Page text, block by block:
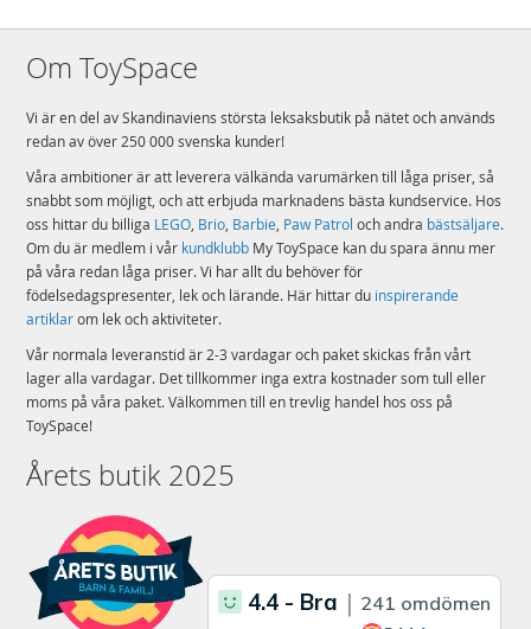
Om ToySpace
Vi är en del av Skandinaviens största leksaksbutik på nätet och används
redan av över 250 000 svenska kunder!
Våra ambitioner är att leverera välkända varumärken till låga priser, så
snabbt som möjligt, och att erbjuda marknadens bästa kundservice. Hos
oss hittar du billiga LEGO, Brio, Barbie, Paw Patrol och andra bästsäljare.
Om du är medlem i vår kundklubb My ToySpace kan du spara ännu mer
på våra redan låga priser. Vi har allt du behöver för
födelsedagspresenter, lek och lärande. Här hittar du inspirerande
artiklarom lek och aktiviteter.
Vår normala leveranstid är 2-3 vardagar och paket skickas från vårt
lager alla vardagar. Det tillkommer inga extra kostnader som tull eller
moms på våra paket. Välkommen till en trevlig handel hos oss på
ToySpace!
Årets butik 2025